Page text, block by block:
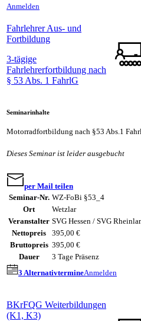
Anmelden
Fahrlehrer Aus- und
Fortbildung
3-tägige
Fahrlehrerfortbildung nach
§ 53 Abs. 1 FahrlG
Seminarinhalte
Motorradfortbildung nach §53 Abs.1
Dieses Seminar ist leider ausgebucht
per Mail teilen
Seminar-Nr. WZ-FoBi §53_4
Ort
Wetzlar
Veranstalter SVG Hessen / SVG
Nettopreis
395,00 €
Bruttopreis 395,00 €
Dauer
3 Tage Präsenz
3 AlternativtermineAnmelden
BKrFQG Weiterbildungen
(K1, K3)